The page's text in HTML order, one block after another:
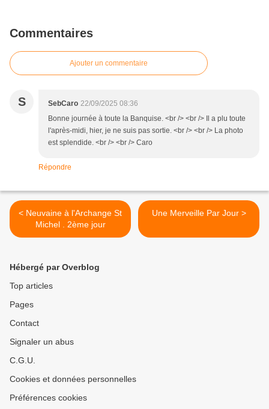
Commentaires
Ajouter un commentaire
S SebCaro 22/09/2025 08:36
Bonne journée à toute la Banquise. <br /> <br /> Il a plu toute
l'après-midi, hier, je ne suis pas sortie. <br /> <br /> La photo
est splendide. <br /> <br /> Caro
Répondre
< Neuvaine à l'Archange St
Michel . 2ème jour
Une Merveille Par Jour >
Hébergé par Overblog
Top articles
Pages
Contact
Signaler un abus
C.G.U.
Cookies et données personnelles
Préférences cookies